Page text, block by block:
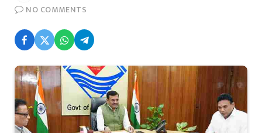
NO COMMENTS